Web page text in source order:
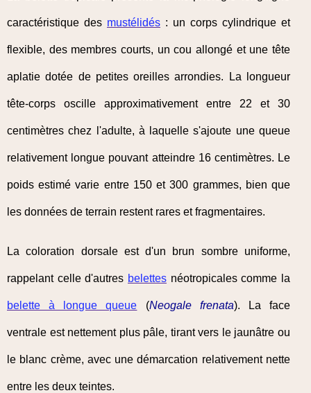
caractéristique des mustélidés : un corps cylindrique et
flexible, des membres courts, un cou allongé et une tête
aplatie dotée de petites oreilles arrondies. La longueur
tête-corps oscille approximativement entre 22 et 30
centimètres chez l'adulte, à laquelle s'ajoute une queue
relativement longue pouvant atteindre 16 centimètres. Le
poids estimé varie entre 150 et 300 grammes, bien que
les données de terrain restent rares et fragmentaires.
La coloration dorsale est d'un brun sombre uniforme,
rappelant celle d'autres belettes néotropicales comme la
belette à longue queue (Neogale frenata). La face
ventrale est nettement plus pâle, tirant vers le jaunâtre ou
le blanc crème, avec une démarcation relativement nette
entre les deux teintes.